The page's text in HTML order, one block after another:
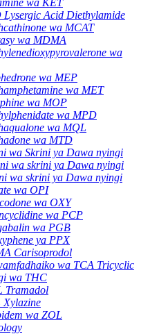
wa KET
Acid Diethylamide
wa MCAT
wa MDMA
wa
wa MEP
wa MET
wa MOP
wa MPD
wa MQL
wa MTD
wa Skrini ya Dawa nyingi
wa skrini ya Dawa nyingi
wa skrini ya Dawa nyingi
wa OPI
wa OXY
wa PCP
wa PGB
ya PPX
Carisoprodol
wa TCA Tricyclic
wa THC
Tramadol
wa ZOL